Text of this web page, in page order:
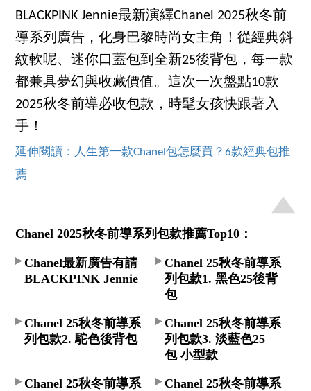
BLACKPINK Jennie最新演繹Chanel 2025秋冬前
導系列廣告，化身巴黎時尚女主角！從經典斜
紋軟呢、迷你口蓋包到全新25後背包，每一款
都兼具夢幻與收藏價值。這次一次盤點10款
2025秋冬前導必收包款，時髦女孩快跟著入
手！
延伸閱讀：人生第一款Chanel包怎麼買？6款經典包推
薦
Chanel 2025秋冬前導系列包款推薦Top10：
Chanel最新廣告有請
BLACKPINK Jennie
Chanel 25秋冬前導系
列包款1. 黑色25後背
包
Chanel 25秋冬前導系
列包款2. 駝色後背包
Chanel 25秋冬前導系
列包款3. 淡藍色25
包 小型款
Chanel 25秋冬前導系
Chanel 25秋冬前導系